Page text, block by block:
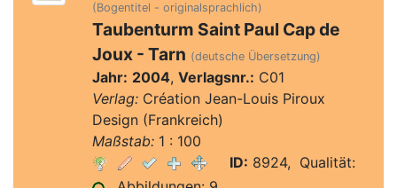
(Bogentitel - originalsprachlich)
Taubenturm Saint Paul Cap de
Joux - Tarn (deutsche Übersetzung)
Jahr: 2004, Verlagsnr.: C01
Verlag:Création Jean-Louis Piroux
Design (Frankreich)
Maßstab:1 : 100
ID: 8924, Qualität: